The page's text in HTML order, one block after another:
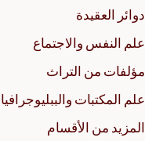
دوائر العقيدة
علم النفس والاجتماع
مؤلفات من التراث
علم المكتبات والببليوجرافيا
المزيد من الأقسام